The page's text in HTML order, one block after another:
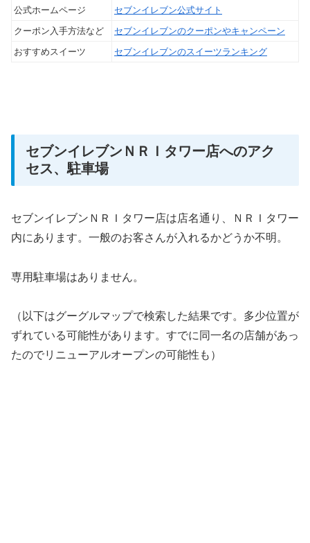
公式ホームページ
セブンイレブン公式サイト
クーポン入手方法など
セブンイレブンのクーポンやキャンペーン
おすすめスイーツ
セブンイレブンのスイーツランキング
セブンイレブンＮＲＩタワー店へのアク
セス、駐車場
セブンイレブンＮＲＩタワー店は店名通り、ＮＲＩタワー
内にあります。一般のお客さんが入れるかどうか不明。
専用駐車場はありません。
（以下はグーグルマップで検索した結果です。多少位置が
ずれている可能性があります。すでに同一名の店舗があっ
たのでリニューアルオープンの可能性も）